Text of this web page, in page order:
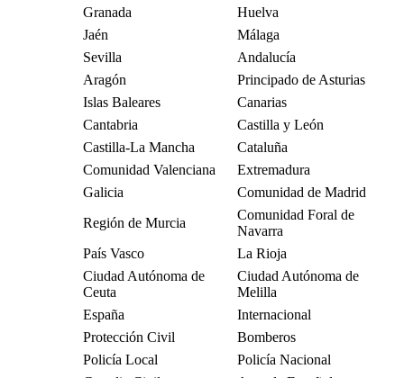
Granada
Huelva
Jaén
Málaga
Sevilla
Andalucía
Aragón
Principado de Asturias
Islas Baleares
Canarias
Cantabria
Castilla y León
Castilla-La Mancha
Cataluña
Comunidad Valenciana
Extremadura
Galicia
Comunidad de Madrid
Región de Murcia
Comunidad Foral de
Navarra
País Vasco
La Rioja
Ciudad Autónoma de
Ceuta
Ciudad Autónoma de
Melilla
España
Internacional
Protección Civil
Bomberos
Policía Local
Policía Nacional